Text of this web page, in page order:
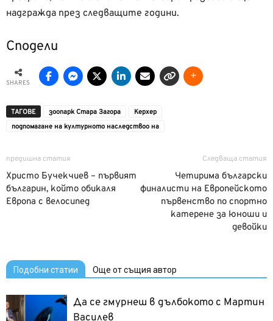
надгражда през следващите години.
Сподели
SHARES
ТАГОВЕ зоопарк Стара Загора
Керхер
подпомагане на културното наследствоо на
предишна статия
Христо Бучекчиев – първият
българин, който обикаля
Европа с велосипед
Следваща статия
Четирима български
финалисти на Европейското
първенство по спортно
катерене за юноши и
девойки
Подобни статии Още от същия автор
Да се гмурнеш в дълбокото с Мартин
Василев